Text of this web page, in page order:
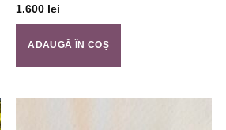
1.600 lei
ADAUGĂ ÎN COȘ